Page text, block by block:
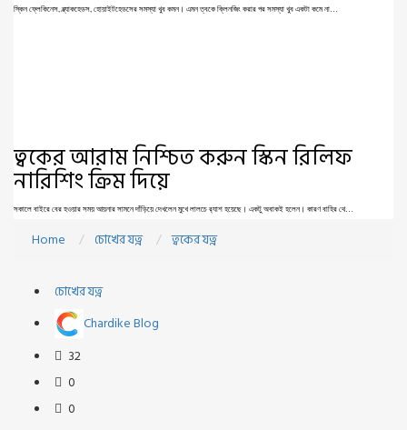
স্কিন ফ্লেকিনেস, ব্ল্যাকহেডস, হোয়াইটহেডসের সমস্যা খুব কমন। এমন ত্বকে ক্লিনজিং করার পর সমস্যা খুব একটা কমে না…
ত্বকের আরাম নিশ্চিত করুন স্কিন রিলিফ
নারিশিং ক্রিম দিয়ে
সকালে বাইরে বের হওয়ার সময় আয়নার সামনে দাঁড়িয়ে দেখলেন মুখে লালচে র‍্যাশ হয়েছে। একটু অবাকই হলেন। কারণ বাহির থে…
Home চোখের যত্ন ত্বকের যত্ন
চোখের যত্ন
Chardike Blog
32
0
0